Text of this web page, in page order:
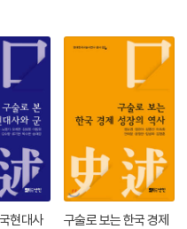
현대사
구술로 보는 한국 경제